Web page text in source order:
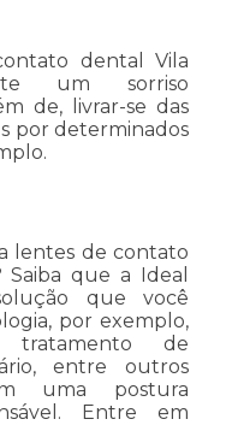
dental Vila
um sorriso
de, livrar-se das
por determinados
lentes de contato
Saiba que a Ideal
que você
por exemplo,
tratamento de
entre outros
uma postura
Entre em